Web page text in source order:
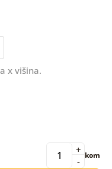
x višina.
-
+ kom